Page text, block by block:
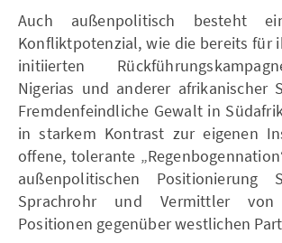
Auch außenpolitisch besteht
Konfliktpotenzial, wie die bereits für
initiierten
Nigerias und anderer afrikanischer
Fremdenfeindliche Gewalt in
in starkem Kontrast zur eigenen
offene, tolerante
außenpolitischen Positionierung
Sprachrohr und Vermittler von
Positionen gegenüber westlichen